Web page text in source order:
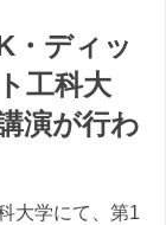
・ディッ
工科大
演が行わ
大学にて、第1